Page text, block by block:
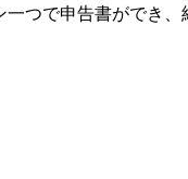
つで申告書ができ